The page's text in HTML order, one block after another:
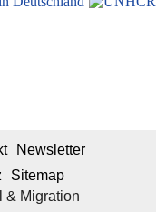
& Migration
Newsletter
Sitemap